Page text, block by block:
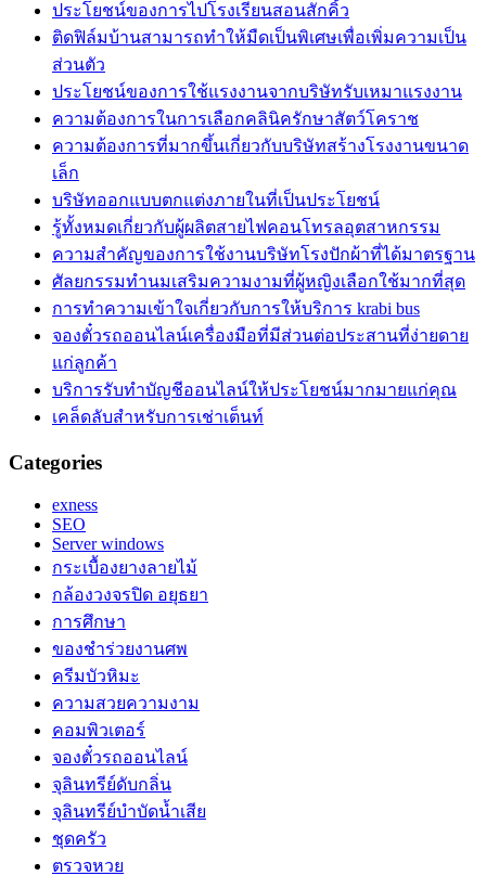
ประโยชน์ของการไปโรงเรียนสอนสักคิ้ว
ติดฟิล์มบ้านสามารถทำให้มืดเป็นพิเศษเพื่อเพิ่มความเป็น
ส่วนตัว
ประโยชน์ของการใช้แรงงานจากบริษัทรับเหมาแรงงาน
ความต้องการในการเลือกคลินิครักษาสัตว์โคราช
ความต้องการที่มากขึ้นเกี่ยวกับบริษัทสร้างโรงงานขนาด
เล็ก
บริษัทออกแบบตกแต่งภายในที่เป็นประโยชน์
รู้ทั้งหมดเกี่ยวกับผู้ผลิตสายไฟคอนโทรลอุตสาหกรรม
ความสำคัญของการใช้งานบริษัทโรงปักผ้าที่ได้มาตรฐาน
ศัลยกรรมทำนมเสริมความงามที่ผู้หญิงเลือกใช้มากที่สุด
การทำความเข้าใจเกี่ยวกับการให้บริการ krabi bus
จองตั๋วรถออนไลน์เครื่องมือที่มีส่วนต่อประสานที่ง่ายดาย
แก่ลูกค้า
บริการรับทำบัญชีออนไลน์ให้ประโยชน์มากมายแก่คุณ
เคล็ดลับสำหรับการเช่าเต็นท์
Categories
exness
SEO
Server windows
กระเบื้องยางลายไม้
กล้องวงจรปิด อยุธยา
การศึกษา
ของชำร่วยงานศพ
ครีมบัวหิมะ
ความสวยความงาม
คอมพิวเตอร์
จองตั๋วรถออนไลน์
จุลินทรีย์ดับกลิ่น
จุลินทรีย์บำบัดน้ำเสีย
ชุดครัว
ตรวจหวย